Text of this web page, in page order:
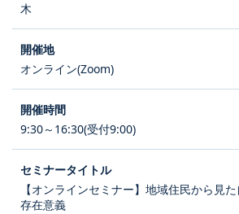
木
オンライン(Zoom)
9:30～16:30(受付9:00)
【オンラインセミナー】地域住民から見
存在意義